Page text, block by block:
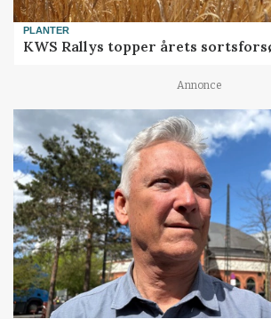
PLANTER
KWS Rallys topper årets
Annonce